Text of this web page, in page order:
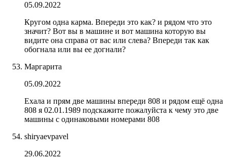
05.09.2022
Кругом одна карма. Впереди это как? и рядом что это
значит? Вот вы в машине и вот машина которую вы
видите она справа от вас или слева? Впереди так как
обогнала или вы ее догнали?
Маргарита
05.09.2022
Ехала и прям две машины впереди 808 и рядом ещё одна
808 я 02.01.1989 подскажите пожалуйста к чему это две
машины с одинаковыми номерами 808
shiryaevpavel
29.06.2022